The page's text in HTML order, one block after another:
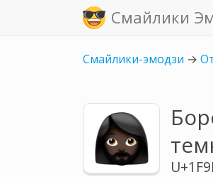
Смайлики
Смайлики-эмодзи →